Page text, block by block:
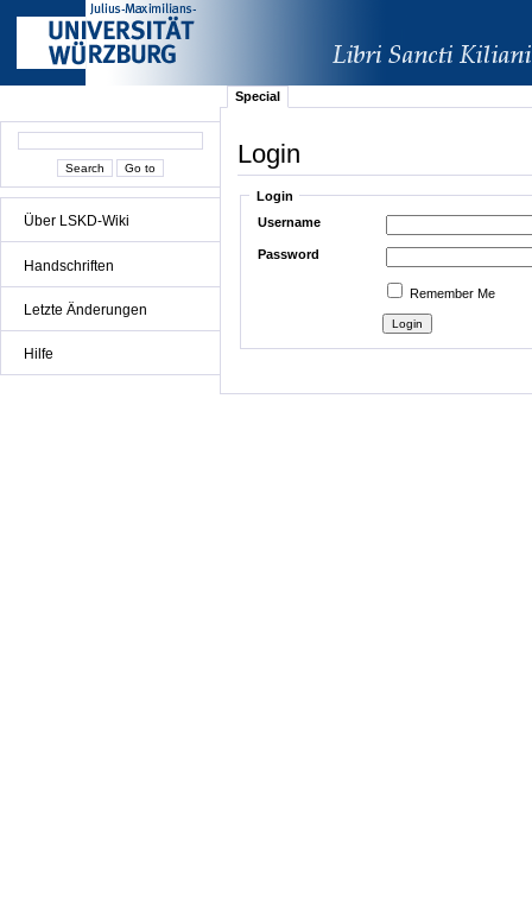
Über LSKD-Wiki
Handschriften
Letzte Änderungen
Hilfe
Special
Login
Login
Username
Password
Remember Me